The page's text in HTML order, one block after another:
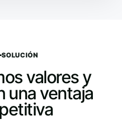
SOLUCIÓN
valores y
una ventaja